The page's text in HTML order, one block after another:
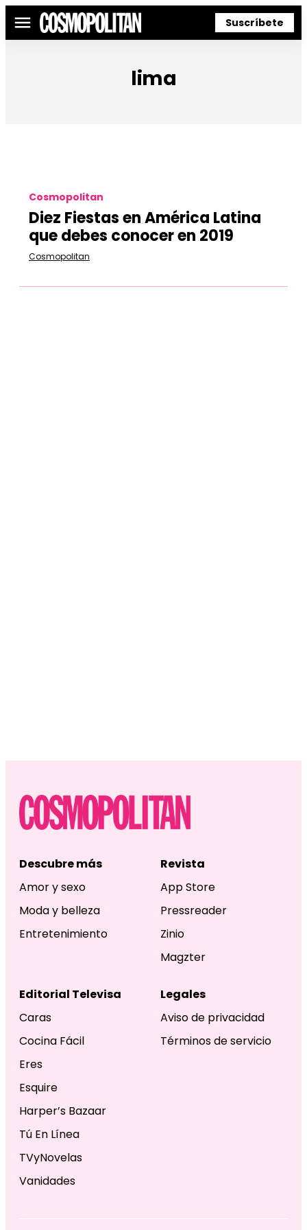
Menú Suscríbete
lima
Cosmopolitan
Diez Fiestas en América Latina
que debes conocer en 2019
Cosmopolitan
Descubre más
Amor y sexo
Moda y belleza
Entretenimiento
Revista
App Store
Pressreader
Zinio
Magzter
Editorial Televisa
Caras
Cocina Fácil
Eres
Esquire
Harper’s Bazaar
Tú En Línea
TVyNovelas
Vanidades
Legales
Aviso de privacidad
Términos de servicio